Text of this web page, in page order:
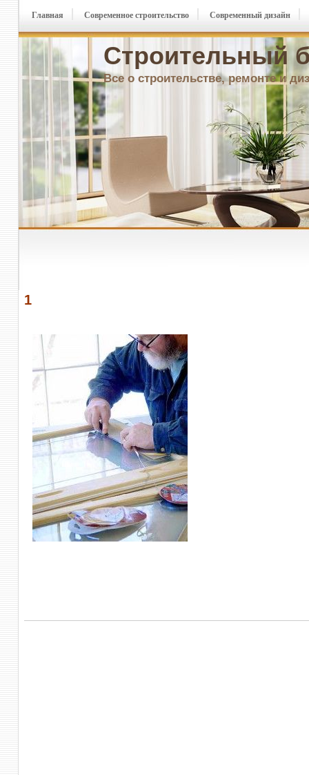
Строительный
Все о строительстве, ремонте и
Главная Современное строительство Современный дизайн
1